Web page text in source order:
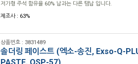
저가형 주석 함유율 60% 납과는 다른 땜납 입니다.
제조사 : 63%
상품번호 : 3831489
솔더링 페이스트 (엑소-송진, Exso-Q-